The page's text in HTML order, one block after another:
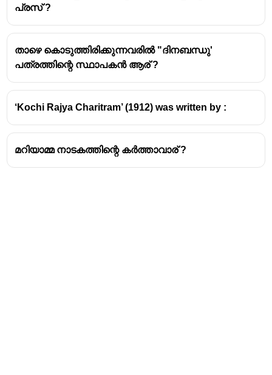
പ്രസ് ?
താഴെ കൊടുത്തിരിക്കുന്നവരിൽ "ദിനബന്ധു'
പത്രത്തിന്റെ സ്ഥാപകൻ ആര് ?
‘Kochi Rajya Charitram’ (1912) was written by :
മറിയാമ്മ നാടകത്തിന്റെ കർത്താവാര് ?